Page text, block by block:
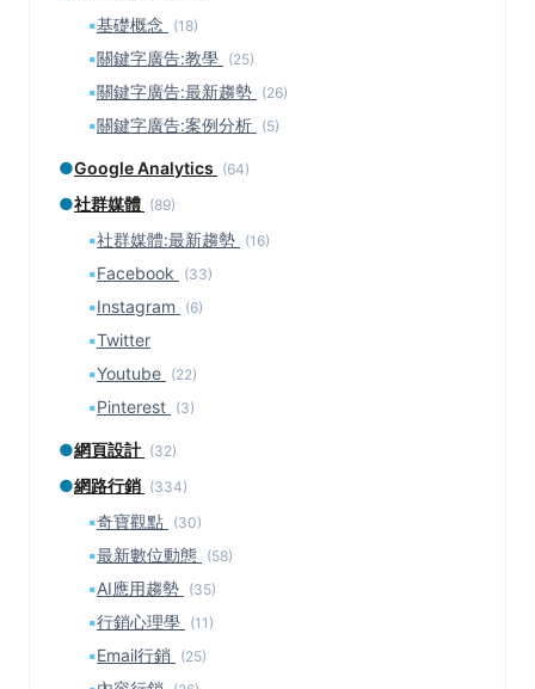
▪基礎概念 (18)
▪關鍵字廣告:教學 (25)
▪關鍵字廣告:最新趨勢 (26)
▪關鍵字廣告:案例分析 (5)
●Google Analytics (64)
●社群媒體 (89)
▪社群媒體:最新趨勢 (16)
▪Facebook (33)
▪Instagram (6)
▪Twitter
▪Youtube (22)
▪Pinterest (3)
●網頁設計 (32)
●網路行銷 (334)
▪奇寶觀點 (30)
▪最新數位動態 (58)
▪AI應用趨勢 (35)
▪行銷心理學 (11)
▪Email行銷 (25)